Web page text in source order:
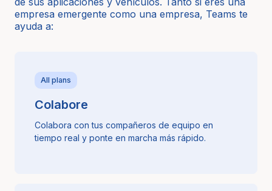
empresa emergente como una empresa, Teams te
ayuda a:
All plans
Colabore
Colabora con tus compañeros de equipo en
tiempo real y ponte en marcha más rápido.